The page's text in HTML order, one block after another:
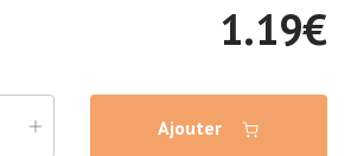
1.19€
Ajouter